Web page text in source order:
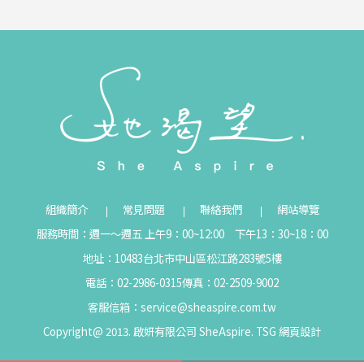
組織簡介 常見問題 聯絡我們
網站導覽
服務時間：週一～週五 上午9：00~12:00 下午13：30~18：00
地址：10483台北市中山區松江路283號5樓
電話：02-2986-0315傳真：02-2509-9002
客服信箱： service@sheaspire.com.tw
Copyright@ 2013. 啟妍有限公司 SheAspire. TSG 網頁設計